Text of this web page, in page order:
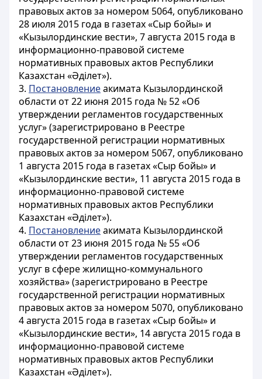
правовых актов за номером 5064, опубликовано
28 июля 2015 года в газетах «Сыр бойы» и
«Кызылординские вести», 7 августа 2015 года в
информационно-правовой системе
нормативных правовых актов Республики
Казахстан «Әділет»).
3. Постановлениеакимата Кызылординской
области от 22 июня 2015 года № 52 «Об
утверждении регламентов государственных
услуг» (зарегистрировано в Реестре
государственной регистрации нормативных
правовых актов за номером 5067, опубликовано
1 августа 2015 года в газетах «Сыр бойы» и
«Кызылординские вести», 11 августа 2015 года в
информационно-правовой системе
нормативных правовых актов Республики
Казахстан «Әділет»).
4. Постановлениеакимата Кызылординской
области от 23 июня 2015 года № 55 «Об
утверждении регламентов государственных
услуг в сфере жилищно-коммунального
хозяйства» (зарегистрировано в Реестре
государственной регистрации нормативных
правовых актов за номером 5070, опубликовано
4 августа 2015 года в газетах «Сыр бойы» и
«Кызылординские вести», 14 августа 2015 года в
информационно-правовой системе
нормативных правовых актов Республики
Казахстан «Әділет»).